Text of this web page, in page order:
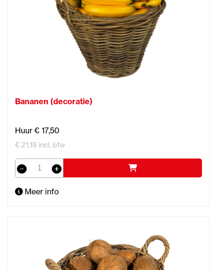
Bananen (decoratie)
Huur € 17,50
€ 21,18 incl. btw
Meer info